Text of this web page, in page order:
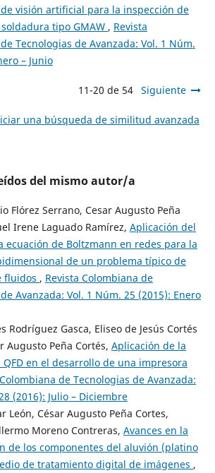
visión artificial para la inspección de
tipo GMAW , Revista
Tecnologias de Avanzada: Vol. 1 Núm.
– Junio
11-20 de 54 Siguiente
una búsqueda de similitud avanzada
del mismo autor/a
Flórez Serrano, Cesar Augusto Peña
Irene Laguado Ramírez, Aplicación del
ecuación de Boltzmann en redes para la
de un problema típico de
fluidos , Revista Colombiana de
Avanzada: Vol. 1 Núm. 25 (2015): Enero
Rodríguez Gasca, Eliseo de Jesús Cortés
Augusto Peña Cortés, Aplicación de la
en el desarrollo de una impresora
de Tecnologias de Avanzada:
(2016): Julio – Diciembre
León, César Augusto Peña Cortes,
Moreno Contreras, Avances en la
de los componentes del aluvión (platino
de tratamiento digital de imágenes ,